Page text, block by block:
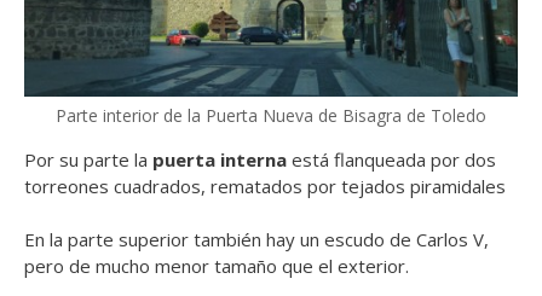
Parte interior de la Puerta Nueva de Bisagra de Toledo
Por su parte la puerta interna está flanqueada por dos
torreones cuadrados, rematados por tejados piramidales
En la parte superior también hay un escudo de Carlos V,
pero de mucho menor tamaño que el exterior.